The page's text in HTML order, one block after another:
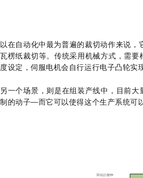
以在自动化中最为普遍的裁切动作来说
瓦楞纸裁切等。传统采用机械方式，需
度设定，伺服电机会自行运行电子凸轮
另一个场景，则是在组装产线中，目前
制的动子—而它可以使得这个生产系统可